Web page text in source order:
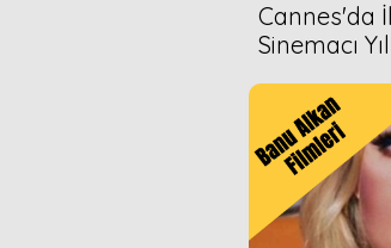
Cannes'da
Sinemacı